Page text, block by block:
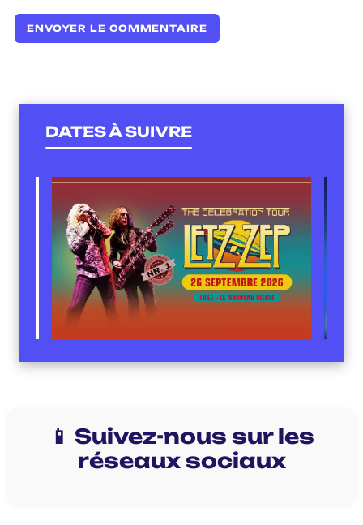
DATES À SUIVRE
📱 Suivez-nous sur les
réseaux sociaux